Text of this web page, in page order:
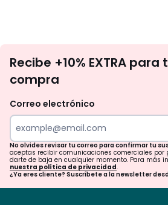
te
tu
tu
Recibe +10% EXTRA
compra
Correo electrónico
No olvides revisar tu correo para confirmar tu
aceptas recibir comunicaciones comerciales por
darte de baja en cualquier momento. Para más
nuestra política de privacidad.
¿Ya eres cliente? Suscríbete a la newsletter